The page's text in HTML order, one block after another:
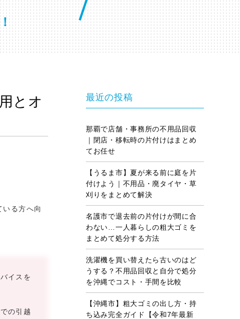
とオ
る方へ向
イスを
の引越
最近の投稿
那覇で店舗・事務所の不用品回収
｜閉店・移転時の片付けはまとめ
てお任せ
【うるま市】夏が来る前に庭を片
付けよう｜不用品・廃タイヤ・草
刈りをまとめて解決
名護市で退去前の片付けが間に合
わない…一人暮らしの粗大ゴミを
まとめて処分する方法
洗濯機を買い替えたら古いのはど
うする？不用品回収と自分で処分
を沖縄でコスト・手間を比較
【沖縄市】粗大ゴミの出し方・持
ち込み完全ガイド【令和7年最新